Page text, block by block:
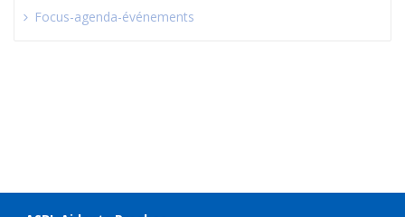
Focus-agenda-événements